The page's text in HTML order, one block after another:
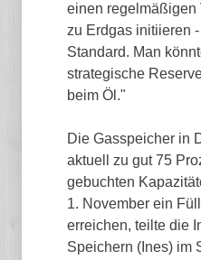
einen regelmäßigen
zu Erdgas initiieren
Standard. Man
strategische
beim Öl."
Die Gasspeicher in
aktuell zu gut 75
gebuchten
1. November ein
erreichen, teilte die
Speichern (Ines) im